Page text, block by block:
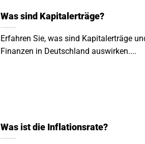
Was sind Kapitalerträge?
Erfahren Sie, was sind Kapitalerträge
Finanzen in Deutschland auswirken....
Was ist die Inflationsrate?